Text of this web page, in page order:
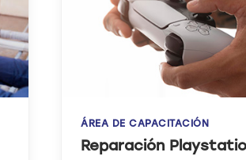
ÁREA DE CAPACITACIÓN
Gestión en